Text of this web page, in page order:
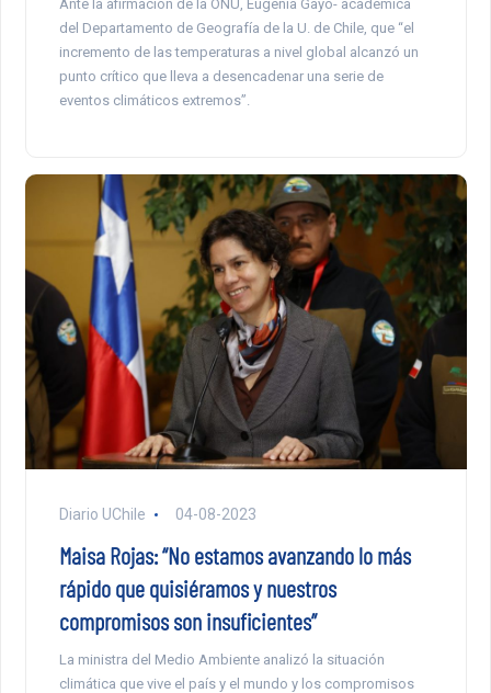
Ante la afirmación de la ONU, Eugenia Gayó- académica
del Departamento de Geografía de la U. de Chile, que “el
incremento de las temperaturas a nivel global alcanzó un
punto crítico que lleva a desencadenar una serie de
eventos climáticos extremos”.
Diario UChile 04-08-2023
Maisa Rojas: “No estamos avanzando lo más
rápido que quisiéramos y nuestros
compromisos son insuficientes”
La ministra del Medio Ambiente analizó la situación
climática que vive el país y el mundo y los compromisos